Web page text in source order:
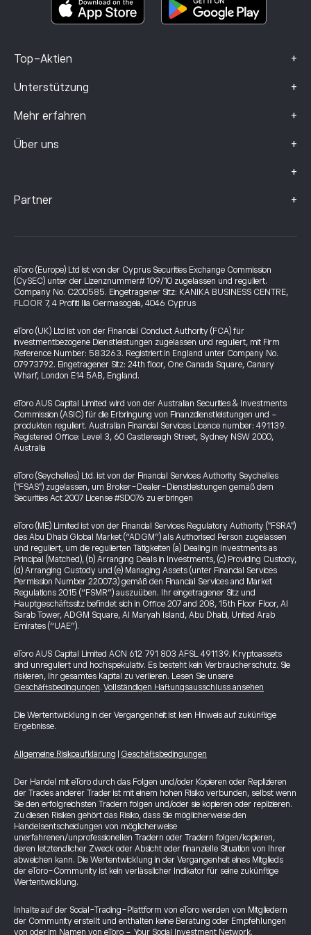
Top-Aktien +
Unterstützung +
Mehr erfahren +
Über uns +
+
Partner +
eToro (Europe) Ltd ist von der Cyprus Securities Exchange Commission
(CySEC) unter der Lizenznummer# 109/10 zugelassen und reguliert.
Company No. C200585. Eingetragener Sitz: KANIKA BUSINESS CENTRE,
FLOOR 7, 4 Profiti Ilia Germasogeia, 4046 Cyprus
eToro (UK) Ltd ist von der Financial Conduct Authority (FCA) für
investmentbezogene Dienstleistungen zugelassen und reguliert, mit Firm
Reference Number: 583263. Registriert in England unter Company No.
07973792. Eingetragener Sitz: 24th floor, One Canada Square, Canary
Wharf, London E14 5AB, England.
eToro AUS Capital Limited wird von der Australian Securities & Investments
Commission (ASIC) für die Erbringung von Finanzdienstleistungen und -
produkten reguliert. Australian Financial Services Licence number: 491139.
Registered Office: Level 3, 60 Castlereagh Street, Sydney NSW 2000,
Australia
eToro (Seychelles) Ltd. ist von der Financial Services Authority Seychelles
("FSAS") zugelassen, um Broker-Dealer-Dienstleistungen gemäß dem
Securities Act 2007 License #SD076 zu erbringen
eToro (ME) Limited ist von der Financial Services Regulatory Authority ("FSRA")
des Abu Dhabi Global Market (“ADGM”) als Authorised Person zugelassen
und reguliert, um die regulierten Tätigkeiten (a) Dealing in Investments as
Principal (Matched), (b) Arranging Deals in Investments, (c) Providing Custody,
(d) Arranging Custody und (e) Managing Assets (unter Financial Services
Permission Number 220073) gemäß den Financial Services and Market
Regulations 2015 (“FSMR”) auszuüben. Ihr eingetragener Sitz und
Hauptgeschäftssitz befindet sich in Office 207 and 208, 15th Floor Floor, Al
Sarab Tower, ADGM Square, Al Maryah Island, Abu Dhabi, United Arab
Emirates (“UAE”).
eToro AUS Capital Limited ACN 612 791 803 AFSL 491139. Kryptoassets
sind unreguliert und hochspekulativ. Es besteht kein Verbraucherschutz. Sie
riskieren, Ihr gesamtes Kapital zu verlieren. Lesen Sie unsere
Geschäftsbedingungen.Vollständigen Haftungsausschluss ansehen
Die Wertentwicklung in der Vergangenheit ist kein Hinweis auf zukünftige
Ergebnisse.
Allgemeine Risikoaufklärung Geschäftsbedingungen
Der Handel mit eToro durch das Folgen und/oder Kopieren oder Replizieren
der Trades anderer Trader ist mit einem hohen Risiko verbunden, selbst wenn
Sie den erfolgreichsten Tradern folgen und/oder sie kopieren oder replizieren.
Zu diesen Risiken gehört das Risiko, dass Sie möglicherweise den
Handelsentscheidungen von möglicherweise
unerfahrenen/unprofessionellen Tradern oder Tradern folgen/kopieren,
deren letztendlicher Zweck oder Absicht oder finanzielle Situation von Ihrer
abweichen kann. Die Wertentwicklung in der Vergangenheit eines Mitglieds
der eToro-Community ist kein verlässlicher Indikator für seine zukünftige
Wertentwicklung.
Inhalte auf der Social-Trading-Plattform von eToro werden von Mitgliedern
der Community erstellt und enthalten keine Beratung oder Empfehlungen
von oder im Namen von eToro - Your Social Investment Network.